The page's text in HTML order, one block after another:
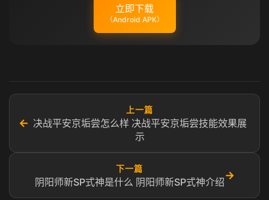
立即下载
（Android APK）
←
上一篇
决战平安京垢尝怎么样 决战平安京垢尝技能效果展
示
下一篇
阴阳师新SP式神是什么 阴阳师新SP式神介绍
→